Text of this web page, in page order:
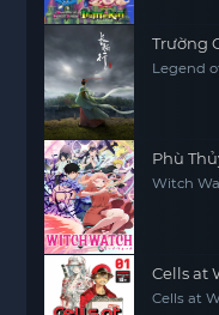
Trường
Legend
Phù
Witch
Cells at
Cells at